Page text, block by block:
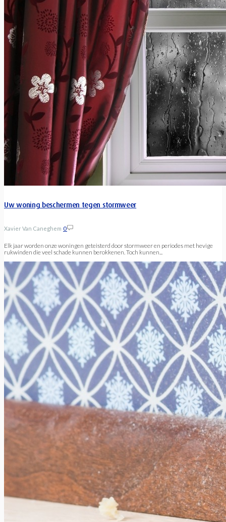
Uw woning beschermen tegen stormweer
Xavier Van Caneghem 0
Elk jaar worden onze woningen geteisterd door stormweer en periodes met hevige
rukwinden die veel schade kunnen berokkenen. Toch kunnen...